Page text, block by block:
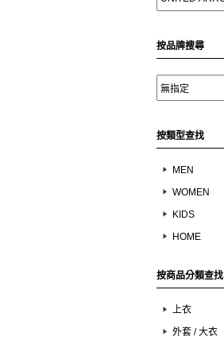
按品牌搜尋
按類型查找
MEN
WOMEN
KIDS
HOME
按商品分類查找
上衣
外套 / 大衣